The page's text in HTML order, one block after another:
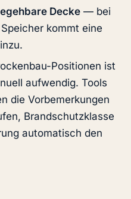
Decke — bei
kommt eine
Positionen ist
aufwendig. Tools
die Vorbemerkungen
Brandschutzklasse
automatisch den